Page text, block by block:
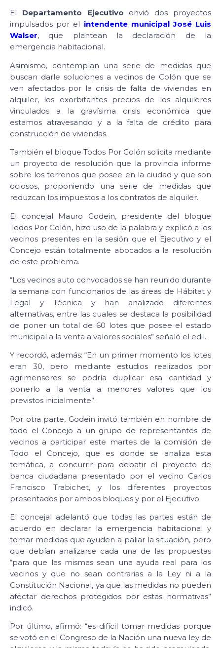
El Departamento Ejecutivo envió dos proyectos
impulsados por el intendente municipal José Luis
Walser, que plantean la declaración de la
emergencia habitacional.
Asimismo, contemplan una serie de medidas que
buscan darle soluciones a vecinos de Colón que se
ven afectados por la crisis de falta de viviendas en
alquiler, los exorbitantes precios de los alquileres
vinculados a la gravísima crisis económica que
estamos atravesando y a la falta de crédito para
construcción de viviendas.
También el bloque Todos Por Colón solicita mediante
un proyecto de resolución que la provincia informe
sobre los terrenos que posee en la ciudad y que son
ociosos, proponiendo una serie de medidas que
reduzcan los impuestos a los contratos de alquiler.
El concejal Mauro Godein, presidente del bloque
Todos Por Colón, hizo uso de la palabra y explicó a los
vecinos presentes en la sesión que el Ejecutivo y el
Concejo están totalmente abocados a la resolución
de este problema.
“Los vecinos auto convocados se han reunido durante
la semana con funcionarios de las áreas de Hábitat y
Legal y Técnica y han analizado diferentes
alternativas, entre las cuales se destaca la posibilidad
de poner un total de 60 lotes que posee el estado
municipal a la venta a valores sociales” señaló el edil.
Y recordó, además: “En un primer momento los lotes
eran 30, pero mediante estudios realizados por
agrimensores se podría duplicar esa cantidad y
ponerlo a la venta a menores valores que los
previstos inicialmente”.
Por otra parte, Godein invitó también en nombre de
todo el Concejo a un grupo de representantes de
vecinos a participar este martes de la comisión de
Todo el Concejo, que es donde se analiza esta
temática, a concurrir para debatir el proyecto de
banca ciudadana presentado por el vecino Carlos
Francisco Trabichet, y los diferentes proyectos
presentados por ambos bloques y por el Ejecutivo.
El concejal adelantó que todas las partes están de
acuerdo en declarar la emergencia habitacional y
tomar medidas que ayuden a paliar la situación, pero
que debían analizarse cada una de las propuestas
“para que las mismas sean una ayuda real para los
vecinos y que no sean contrarias a la Ley ni a la
Constitución Nacional, ya que las medidas no pueden
afectar derechos protegidos por estas normativas”
indicó.
Por último, afirmó: “es difícil tomar medidas porque
se votó en el Congreso de la Nación una nueva ley de